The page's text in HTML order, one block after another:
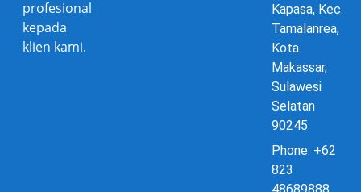
profesional
kepada
klien kami.
Kapasa, Kec.
Tamalanrea,
Kota
Makassar,
Sulawesi
Selatan
90245
Phone: +62
823
48689888